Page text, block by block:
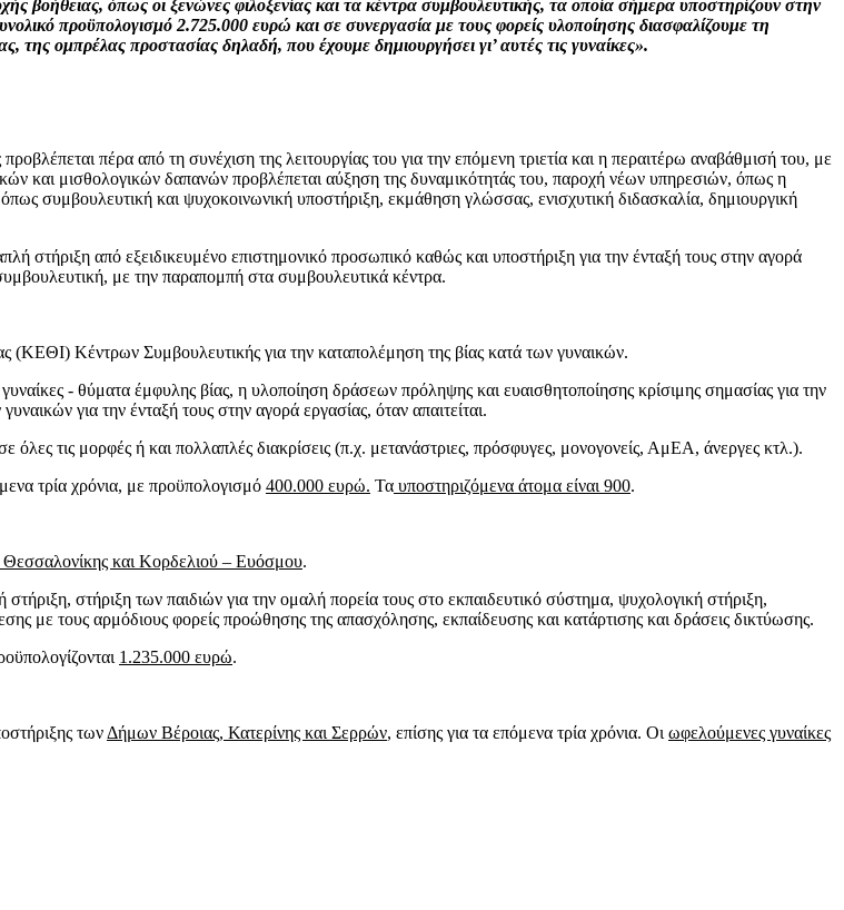
βοήθειας, όπως οι ξενώνες φιλοξενίας και τα κέντρα συμβουλευτικής, τα οποία σήμερα υποστηρίζουν στην
προϋπολογισμό 2.725.000 ευρώ και σε συνεργασία με τους φορείς υλοποίησης διασφαλίζουμε τη
ομπρέλας προστασίας δηλαδή, που έχουμε δημιουργήσει γι’ αυτές τις γυναίκες».
πέρα από τη συνέχιση της λειτουργίας του για την επόμενη τριετία και η περαιτέρω αναβάθμισή του, με
και μισθολογικών δαπανών προβλέπεται αύξηση της δυναμικότητάς του, παροχή νέων υπηρεσιών, όπως η
συμβουλευτική και ψυχοκοινωνική υποστήριξη, εκμάθηση γλώσσας, ενισχυτική διδασκαλία, δημιουργική
στήριξη από εξειδικευμένο επιστημονικό προσωπικό καθώς και υποστήριξη για την ένταξή τους στην αγορά
με την παραπομπή στα συμβουλευτικά κέντρα.
Κέντρων Συμβουλευτικής για την καταπολέμηση της βίας κατά των γυναικών.
- θύματα έμφυλης βίας, η υλοποίηση δράσεων πρόληψης και ευαισθητοποίησης κρίσιμης σημασίας για την
για την ένταξή τους στην αγορά εργασίας, όταν απαιτείται.
όλες τις μορφές ή και πολλαπλές διακρίσεις (π.χ. μετανάστριες, πρόσφυγες, μονογονείς, ΑμΕΑ, άνεργες κτλ.).
τρία χρόνια, με προϋπολογισμό 400.000 ευρώ. Τα υποστηριζόμενα άτομα είναι 900.
και Κορδελιού – Ευόσμου.
στήριξη των παιδιών για την ομαλή πορεία τους στο εκπαιδευτικό σύστημα, ψυχολογική στήριξη,
με τους αρμόδιους φορείς προώθησης της απασχόλησης, εκπαίδευσης και κατάρτισης και δράσεις δικτύωσης.
1.235.000 ευρώ.
των Δήμων Βέροιας, Κατερίνης και Σερρών, επίσης για τα επόμενα τρία χρόνια. Οι ωφελούμενες γυναίκες